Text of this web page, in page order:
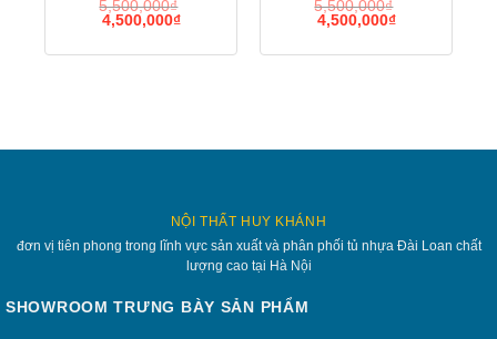
ecoplast
5,500,000₫
4,500,000₫
5,500,000₫
4,500,000₫
NỘI THẤT HUY KHÁNH
đơn vị tiên phong trong lĩnh vực sản xuất và phân phối tủ nhựa Đài Loan chất
lượng cao tại Hà Nội
SHOWROOM TRƯNG BÀY SẢN PHẨM